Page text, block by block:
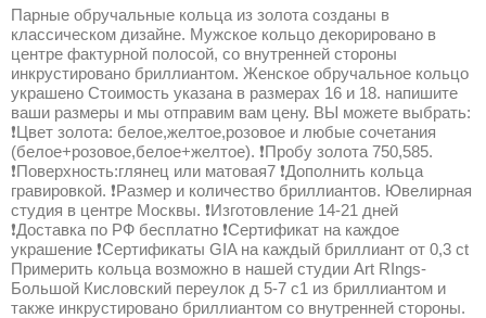
Парные обручальные кольца из золота созданы в
классическом дизайне. Мужское кольцо декорировано в
центре фактурной полосой, со внутренней стороны
инкрустировано бриллиантом. Женское обручальное кольцо
украшено Стоимость указана в размерах 16 и 18. напишите
ваши размеры и мы отправим вам цену. ВЫ можете выбрать:
❗Цвет золота: белое,желтое,розовое и любые сочетания
(белое+розовое,белое+желтое). ❗Пробу золота 750,585.
❗Поверхность:глянец или матовая7 ❗Дополнить кольца
гравировкой. ❗Размер и количество бриллиантов. Ювелирная
студия в центре Москвы. ❗Изготовление 14-21 дней
❗Доставка по РФ бесплатно ❗Сертификат на каждое
украшение ❗Сертификаты GIA на каждый бриллиант от 0,3 ct
Примерить кольца возможно в нашей студии Art RIngs-
Большой Кисловский переулок д 5-7 с1 из бриллиантом и
также инкрустировано бриллиантом со внутренней стороны.